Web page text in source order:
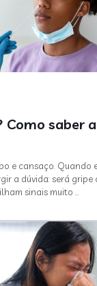
Como saber
e cansaço. Quando
a dúvida: será gripe
sinais muito …